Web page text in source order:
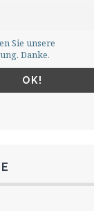
Sie unsere
Danke.